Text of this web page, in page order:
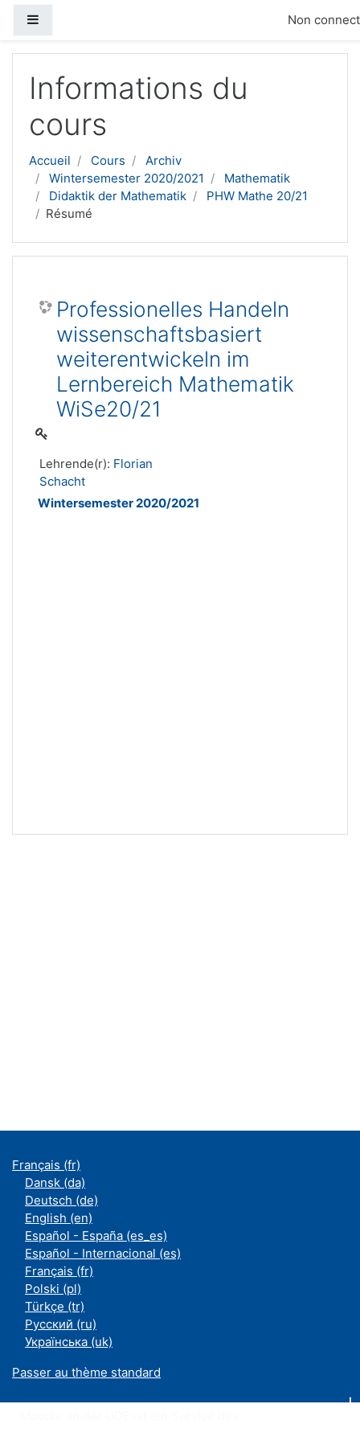
Non
Informations du
cours
Accueil Cours
Archiv
Wintersemester 2020/2021
Mathematik
Didaktik der Mathematik
PHW Mathe 20/21
Résumé
Professionelles Handeln
wissenschaftsbasiert
weiterentwickeln im
Lernbereich Mathematik
WiSe20/21
Lehrende(r): Florian
Schacht
Wintersemester 2020/2021
Français ‎(fr)‎
Dansk ‎(da)‎
Deutsch ‎(de)‎
English ‎(en)‎
Español - España ‎(es_es)‎
Español - Internacional ‎(es)‎
Français ‎(fr)‎
Polski ‎(pl)‎
Türkçe ‎(tr)‎
Русский ‎(ru)‎
Українська ‎(uk)‎
Passer au thème standard